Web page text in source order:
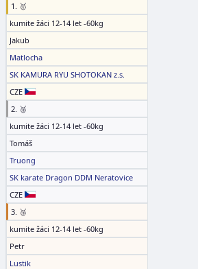
1. 🥇
kumite žáci 12-14 let -60kg
Jakub
Matlocha
SK KAMURA RYU SHOTOKAN z.s.
CZE
2. 🥈
kumite žáci 12-14 let -60kg
Tomáš
Truong
SK karate Dragon DDM Neratovice
CZE
3. 🥉
kumite žáci 12-14 let -60kg
Petr
Lustik